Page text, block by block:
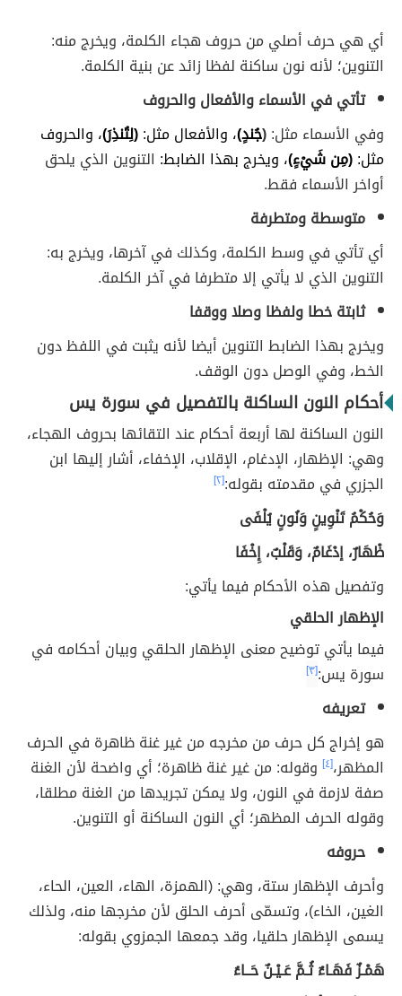
أي هي حرف أصلي من حروف هجاء الكلمة، ويخرج منه:
التنوين؛ لأنه نون ساكنة لفظا زائد عن بنية الكلمة.
تأتي في الأسماء والأفعال والحروف
وفي الأسماء مثل:(جُندٍ)، والأفعال مثل:(لِتُنذِرَ)، والحروف
مثل:(مِن شَيْءٍ)، ويخرج بهذا الضابط: التنوين الذي يلحق
أواخر الأسماء فقط.
متوسطة ومتطرفة
أي تأتي في وسط الكلمة، وكذلك في آخرها، ويخرج به:
التنوين الذي لا يأتي إلا متطرفا في آخر الكلمة.
ثابتة خطا ولفظا وصلا ووقفا
ويخرج بهذا الضابط التنوين أيضا لأنه يثبت في اللفظ دون
الخط، وفي الوصل دون الوقف.
أحكام النون الساكنة بالتفصيل في سورة يس
النون الساكنة لها أربعة أحكام عند التقائها بحروف الهجاء،
وهي: الإظهار، الإدغام، الإقلاب، الإخفاء، أشار إليها ابن
الجزري في مقدمته بقوله:[٢]
وَحُكْمُ تَنْوِينٍ وَنُونٍ يُلْفَى
ظْهَارٌ، إدْغَامٌ، وَقَلْبٌ، إِخْفَا
وتفصيل هذه الأحكام فيما يأتي:
الإظهار الحلقي
فيما يأتي توضيح معنى الإظهار الحلقي وبيان أحكامه في
سورة يس:[٣]
تعريفه
هو إخراج كل حرف من مخرجه من غير غنة ظاهرة في الحرف
المظهر،[٤]
وقوله: من غير غنة ظاهرة؛ أي واضحة لأن الغنة
صفة لازمة في النون، ولا يمكن تجريدها من الغنة مطلقا،
وقوله الحرف المظهر؛ أي النون الساكنة أو التنوين.
حروفه
وأحرف الإظهار ستة، وهي: (الهمزة، الهاء، العين، الحاء،
الغين، الخاء)، وتسمّى أحرف الحلق لأن مخرجها منه، ولذلك
يسمى الإظهار حلقيا، وقد جمعها الجمزوي بقوله:
هَمْـزٌ فَهَـاءٌ ثُـمَّ عَـيْـنٌ حَــاءُ